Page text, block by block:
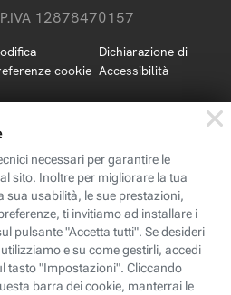
12878470157
cookie
Dichiarazione di
Accessibilità